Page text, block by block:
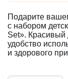
Подарите
с набором
Set». Красивый
удобство
и здорового